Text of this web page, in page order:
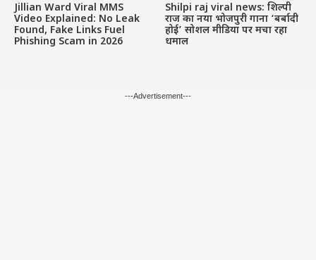
Jillian Ward Viral MMS
Video Explained: No Leak
Found, Fake Links Fuel
Phishing Scam in 2026
Shilpi raj viral news: शिल्पी
राज का नया भोजपुरी गाना ‘बर्बादी
होई’ सोशल मीडिया पर मचा रहा
धमाल
---Advertisement---